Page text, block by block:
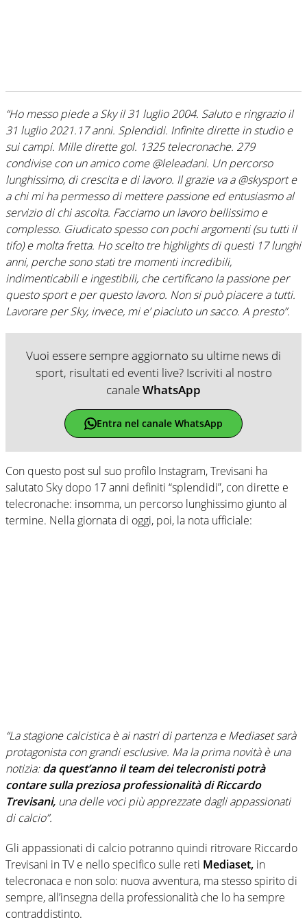
“Ho messo piede a Sky il 31 luglio 2004. Saluto e ringrazio il
31 luglio 2021.17 anni. Splendidi. Infinite dirette in studio e
sui campi. Mille dirette gol. 1325 telecronache. 279
condivise con un amico come @leleadani. Un percorso
lunghissimo, di crescita e di lavoro. Il grazie va a @skysport e
a chi mi ha permesso di mettere passione ed entusiasmo al
servizio di chi ascolta. Facciamo un lavoro bellissimo e
complesso. Giudicato spesso con pochi argomenti (su tutti il
tifo) e molta fretta. Ho scelto tre highlights di questi 17 lunghi
anni, perche sono stati tre momenti incredibili,
indimenticabili e ingestibili, che certificano la passione per
questo sport e per questo lavoro. Non si può piacere a tutti.
Lavorare per Sky, invece, mi e’ piaciuto un sacco. A presto”.
Vuoi essere sempre aggiornato su ultime news di
sport, risultati ed eventi live? Iscriviti al nostro
canaleWhatsApp
Entra nel canale WhatsApp
Con questo post sul suo profilo Instagram, Trevisani ha
salutato Sky dopo 17 anni definiti “splendidi”, con dirette e
telecronache: insomma, un percorso lunghissimo giunto al
termine. Nella giornata di oggi, poi, la nota ufficiale:
“La stagione calcistica è ai nastri di partenza e Mediaset sarà
protagonista con grandi esclusive. Ma la prima novità è una
notizia:da quest’anno il team dei telecronisti potrà
contare sulla preziosa professionalità di Riccardo
Trevisani, una delle voci più apprezzate dagli appassionati
di calcio”.
Gli appassionati di calcio potranno quindi ritrovare Riccardo
Trevisani in TV e nello specifico sulle reti Mediaset, in
telecronaca e non solo: nuova avventura, ma stesso spirito di
sempre, all’insegna della professionalità che lo ha sempre
contraddistinto.